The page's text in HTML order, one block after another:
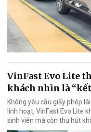
VinFast Evo Lite
khách nhìn là
Không yêu cầu giấy phép
linh hoạt, VinFast Evo Lite
sinh viên mà còn thu hút